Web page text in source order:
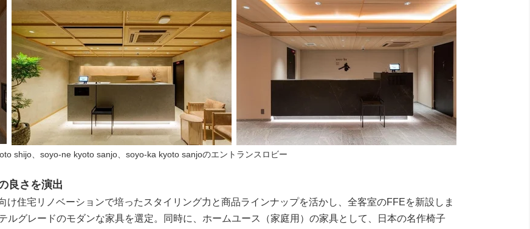
shijo、soyo-ne kyoto sanjo、soyo-ka kyoto sanjoのエントランスロビー
良さを演出
住宅リノベーションで培ったスタイリング力と商品ラインナップを活かし、全客室のFFEを新設しま
ルグレードのモダンな家具を選定。同時に、ホームユース（家庭用）の家具として、日本の名作椅子